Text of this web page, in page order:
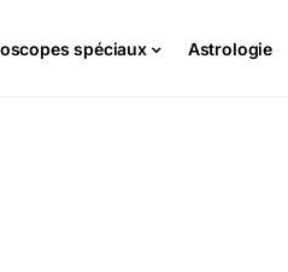
spéciaux Astrologie